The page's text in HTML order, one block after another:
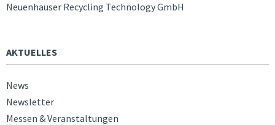
Neuenhauser Recycling Technology GmbH
AKTUELLES
News
Newsletter
Messen & Veranstaltungen